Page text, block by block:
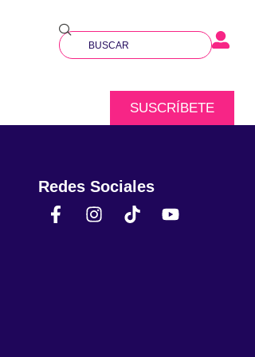
SUSCRÍBETE
Redes Sociales